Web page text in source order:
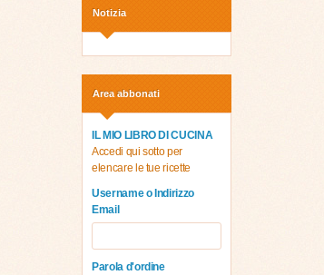
Notizia
Area abbonati
IL MIO LIBRO DI CUCINA
Accedi qui sotto per
elencare le tue ricette
Username o Indirizzo
Email
Parola d'ordine